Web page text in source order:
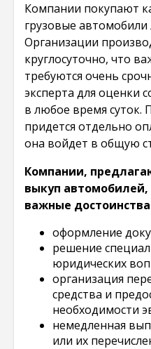
Компании покупают
грузовые
Организации
круглосуточно, что
требуются очень
эксперта для оценки
в любое время суток.
придется отдельно
она войдет в общую
Компании,
выкуп
важные
оформление
решение
юридических
организация
средства и
необходимости
немедленная
или их